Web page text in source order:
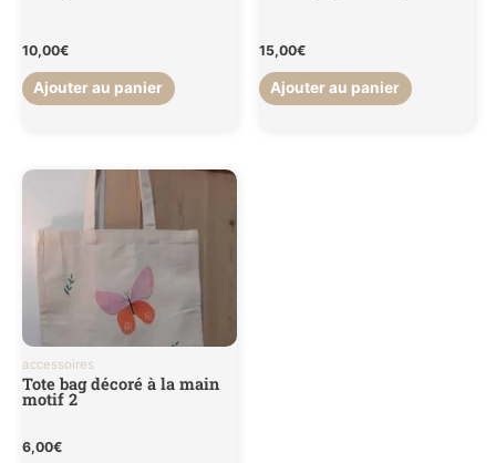
10,00€
Ajouter au panier
15,00€
Ajouter au panier
accessoires
Tote bag décoré à la main
motif 2
6,00€